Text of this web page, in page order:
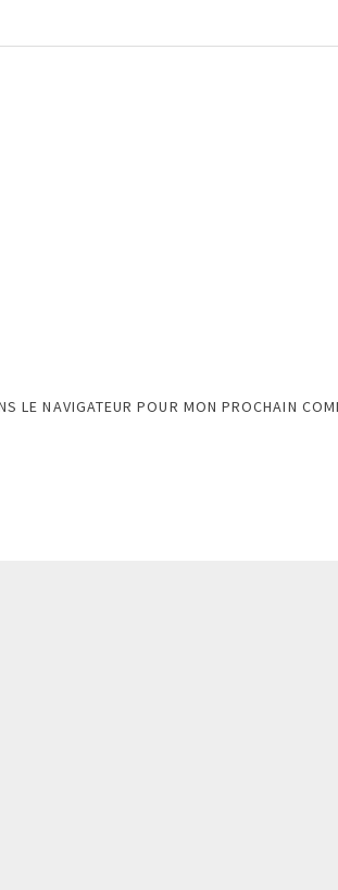
LE NAVIGATEUR POUR MON PROCHAIN